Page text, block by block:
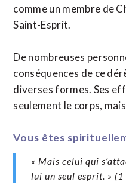
comme un membre de
Saint-Esprit.
De nombreuses
conséquences de ce
diverses formes. Ses
seulement le corps,
Vous êtes
« Mais celui qui
lui un seul esprit. »